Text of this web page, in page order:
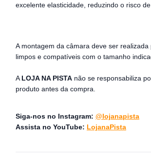
excelente elasticidade, reduzindo o risco
A montagem da câmara deve ser realizada
limpos e compatíveis com o tamanho
A LOJA NA PISTA não se responsabiliza
produto antes da compra.
Siga-nos no Instagram: @lojanapista
Assista no YouTube: LojanaPista